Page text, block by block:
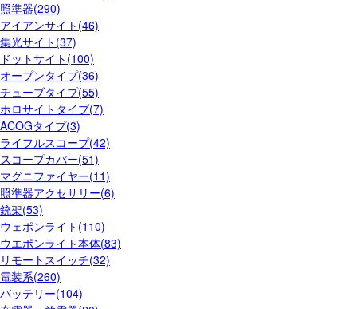
照準器(290)
アイアンサイト(46)
集光サイト(37)
ドットサイト(100)
オープンタイプ(36)
チューブタイプ(55)
ホロサイトタイプ(7)
ACOGタイプ(3)
ライフルスコープ(42)
スコープカバー(51)
マグニファイヤー(11)
照準器アクセサリー(6)
銃架(53)
ウェポンライト(110)
ウエポンライト本体(83)
リモートスイッチ(32)
電装系(260)
バッテリー(104)